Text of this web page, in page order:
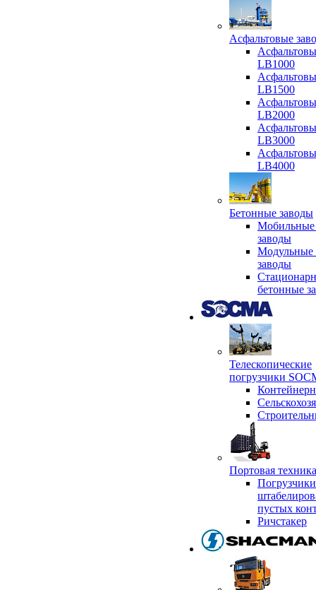
Асфальтовые
LB1000
LB1500
LB2000
LB3000
LB4000
Бетонные заводы
Мобильные
заводы
Модульные
заводы
бетонные
Телескопические
погрузчики
Портовая
пустых
Ричстакер